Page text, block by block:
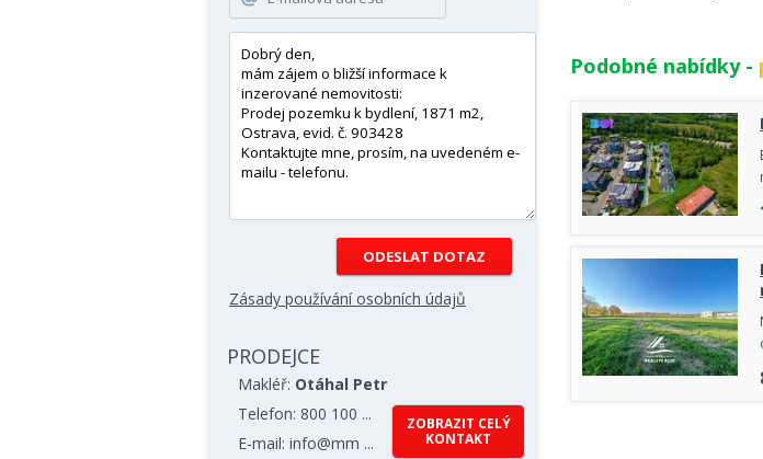
Zásady používání osobních údajů
PRODEJCE
Makléř: Otáhal Petr
Telefon: 800 100 ...
E-mail: info@mm ...
ZOBRAZIT CELÝ
KONTAKT
Podobné nabídky -